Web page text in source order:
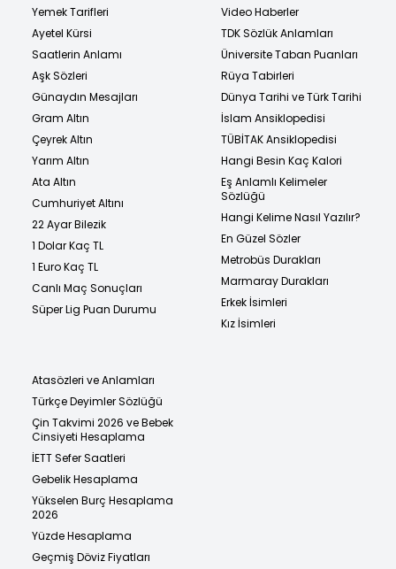
Yemek Tarifleri
Ayetel Kürsi
Saatlerin Anlamı
Aşk Sözleri
Günaydın Mesajları
Gram Altın
Çeyrek Altın
Yarım Altın
Ata Altın
Cumhuriyet Altını
22 Ayar Bilezik
1 Dolar Kaç TL
1 Euro Kaç TL
Canlı Maç Sonuçları
Süper Lig Puan Durumu
Video Haberler
TDK Sözlük Anlamları
Üniversite Taban Puanları
Rüya Tabirleri
Dünya Tarihi ve Türk Tarihi
İslam Ansiklopedisi
TÜBİTAK Ansiklopedisi
Hangi Besin Kaç Kalori
Eş Anlamlı Kelimeler
Sözlüğü
Hangi Kelime Nasıl Yazılır?
En Güzel Sözler
Metrobüs Durakları
Marmaray Durakları
Erkek İsimleri
Kız İsimleri
Atasözleri ve Anlamları
Türkçe Deyimler Sözlüğü
Çin Takvimi 2026 ve Bebek
Cinsiyeti Hesaplama
İETT Sefer Saatleri
Gebelik Hesaplama
Yükselen Burç Hesaplama
2026
Yüzde Hesaplama
Geçmiş Döviz Fiyatları